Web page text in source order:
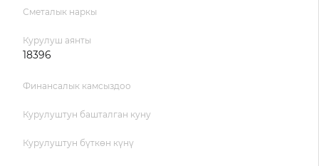
Сметалык наркы
Курулуш аянты
18396
Финансалык камсыздоо
Курулуштун башталган куну
Курулуштун бүткөн күнү